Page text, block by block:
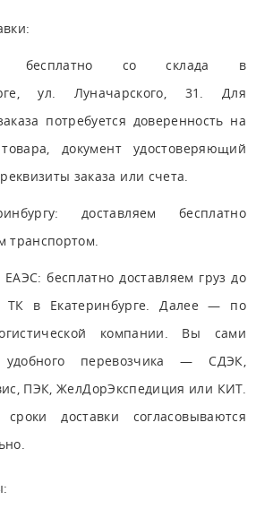
бесплатно со склада в
ул. Луначарского, 31. Для
потребуется доверенность на
документ удостоверяющий
заказа или счета.
доставляем бесплатно
транспортом.
бесплатно доставляем груз до
ТК в Екатеринбурге. Далее — по
компании. Вы сами
удобного перевозчика — СДЭК,
ПЭК, ЖелДорЭкспедиция или КИТ.
доставки согласовываются